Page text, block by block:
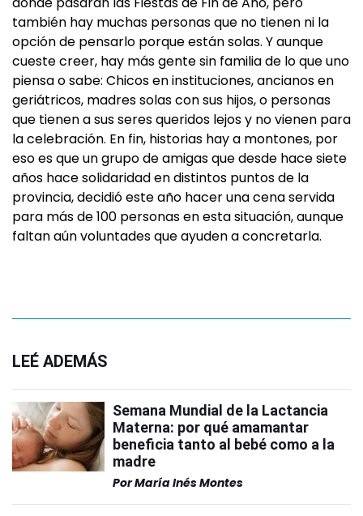
también hay muchas personas que no tienen ni la
opción de pensarlo porque están solas. Y aunque
cueste creer, hay más gente sin familia de lo que uno
piensa o sabe: Chicos en instituciones, ancianos en
geriátricos, madres solas con sus hijos, o personas
que tienen a sus seres queridos lejos y no vienen para
la celebración. En fin, historias hay a montones, por
eso es que un grupo de amigas que desde hace siete
años hace solidaridad en distintos puntos de la
provincia, decidió este año hacer una cena servida
para más de 100 personas en esta situación, aunque
faltan aún voluntades que ayuden a concretarla.
LEÉ ADEMÁS
Semana Mundial de la Lactancia
Materna: por qué amamantar
beneficia tanto al bebé como a la
madre
PorMaría Inés Montes